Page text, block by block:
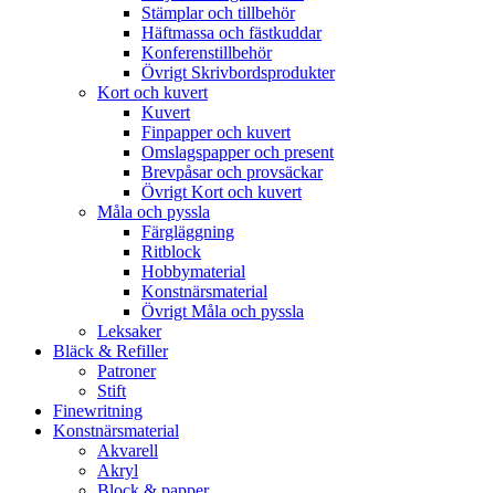
Stämplar och tillbehör
Häftmassa och fästkuddar
Konferenstillbehör
Övrigt Skrivbordsprodukter
Kort och kuvert
Kuvert
Finpapper och kuvert
Omslagspapper och present
Brevpåsar och provsäckar
Övrigt Kort och kuvert
Måla och pyssla
Färgläggning
Ritblock
Hobbymaterial
Konstnärsmaterial
Övrigt Måla och pyssla
Leksaker
Bläck & Refiller
Patroner
Stift
Finewritning
Konstnärsmaterial
Akvarell
Akryl